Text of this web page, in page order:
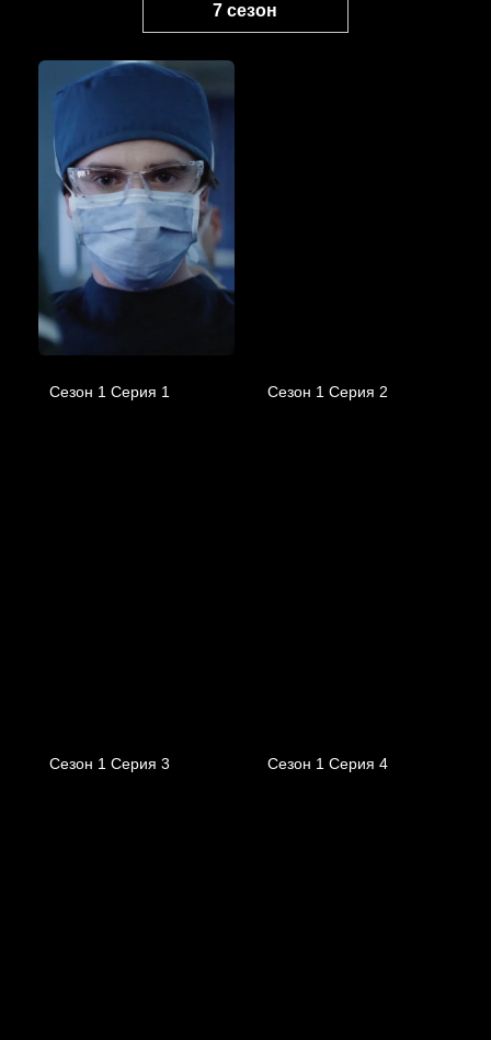
7 сезон
Сезон 1 Серия 1 Сезон 1 Серия 2
Сезон 1 Серия 3 Сезон 1 Серия 4